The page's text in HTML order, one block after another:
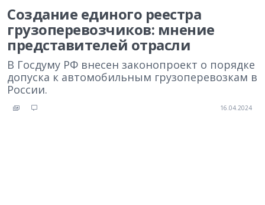
Создание единого реестра
грузоперевозчиков: мнение
представителей отрасли
В Госдуму РФ внесен законопроект о порядке
допуска к автомобильным грузоперевозкам в
России.
16.04.2024